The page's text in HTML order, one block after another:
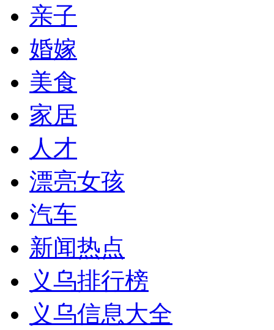
亲子
婚嫁
美食
家居
人才
漂亮女孩
汽车
新闻热点
义乌排行榜
义乌信息大全